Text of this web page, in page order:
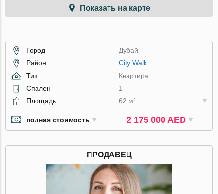
Показать на карте
Город
Дубай
Район
City Walk
Тип
Квартира
Спален
1
Площадь
62 м²
полная стоимость 2 175 000 AED
ПРОДАВЕЦ